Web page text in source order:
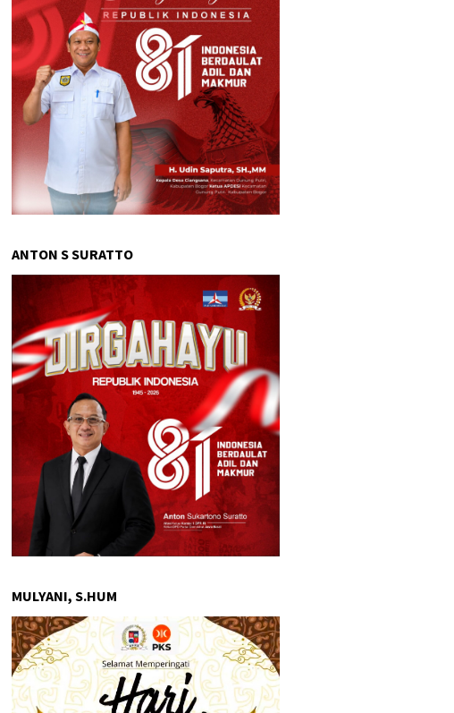
ANTON S SURATTO
MULYANI, S.HUM